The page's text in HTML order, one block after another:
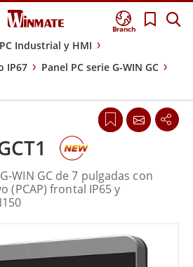
Branch
Industrial y HMI
IP67
Panel PC serie G-WIN GC
WIN GC de 7 pulgadas con
(PCAP) frontal IP65 y